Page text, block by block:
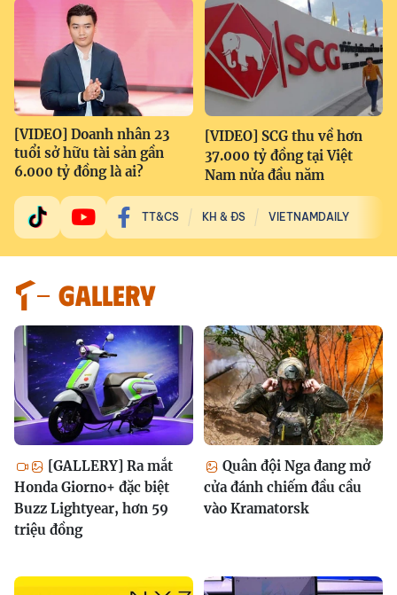
[VIDEO] Doanh nhân 23
tuổi sở hữu tài sản gần
6.000 tỷ đồng là ai?
[VIDEO] SCG thu về hơn
37.000 tỷ đồng tại Việt
Nam nửa đầu năm
TT&CS KH & ĐS VIETNAMDAILY
GALLERY
[GALLERY] Ra mắt
Honda Giorno+ đặc biệt
Buzz Lightyear, hơn 59
triệu đồng
Quân đội Nga đang mở
cửa đánh chiếm đầu cầu
vào Kramatorsk